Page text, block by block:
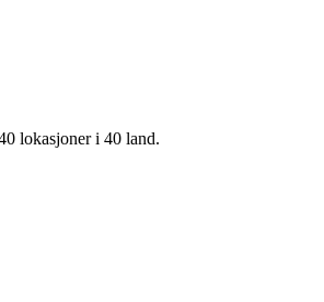
lokasjoner i 40 land.